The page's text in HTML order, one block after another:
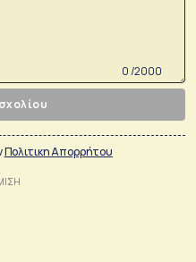
0 /2000
Πολιτικη Απορρήτου